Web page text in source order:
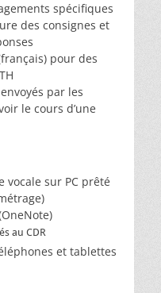
spécifiques
des consignes et
pour des
par les
le cours d’une
vocale sur PC prêté
au CDR
et tablettes